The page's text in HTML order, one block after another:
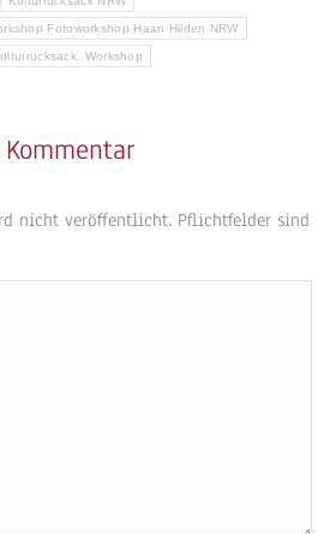
Fotoworkshop Haan Hilden NRW
Workshop
nicht veröffentlicht. Pflichtfelder sind